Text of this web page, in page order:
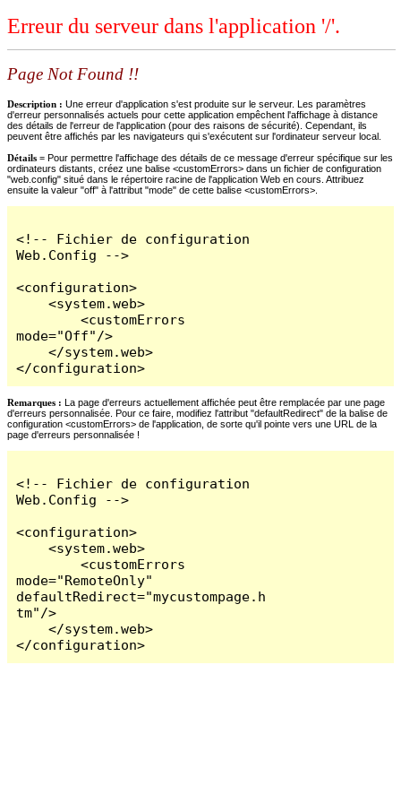
Erreur du serveur dans l'application '/'.
Page Not Found !!
Description : Une erreur d'application s'est produite sur le serveur. Les paramètres
d'erreur personnalisés actuels pour cette application empêchent l'affichage à distance
des détails de l'erreur de l'application (pour des raisons de sécurité). Cependant, ils
peuvent être affichés par les navigateurs qui s'exécutent sur l'ordinateur serveur local.
Détails = Pour permettre l'affichage des détails de ce message d'erreur spécifique sur les
ordinateurs distants, créez une balise <customErrors> dans un fichier de configuration
"web.config" situé dans le répertoire racine de l'application Web en cours. Attribuez
ensuite la valeur "off" à l'attribut "mode" de cette balise <customErrors>.
<!-- Fichier de configuration
Web.Config -->
<configuration>
    <system.web>
        <customErrors
mode="Off"/>
    </system.web>
</configuration>
Remarques : La page d'erreurs actuellement affichée peut être remplacée par une page
d'erreurs personnalisée. Pour ce faire, modifiez l'attribut "defaultRedirect" de la balise de
configuration <customErrors> de l'application, de sorte qu'il pointe vers une URL de la
page d'erreurs personnalisée !
<!-- Fichier de configuration
Web.Config -->
<configuration>
    <system.web>
        <customErrors
mode="RemoteOnly"
defaultRedirect="mycustompage.h
tm"/>
    </system.web>
</configuration>